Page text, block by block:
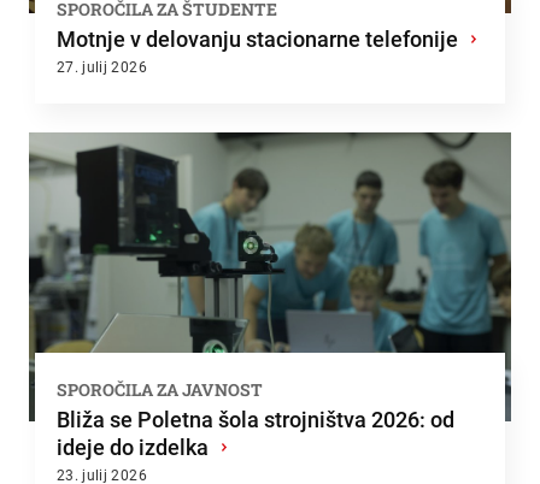
SPOROČILA ZA ŠTUDENTE
Motnje v delovanju stacionarne telefonije ›
27. julij 2026
SPOROČILA ZA JAVNOST
Bliža se Poletna šola strojništva 2026: od
ideje do izdelka ›
23. julij 2026